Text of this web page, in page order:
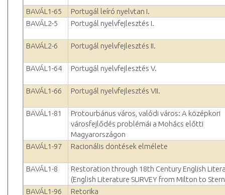
BAVÁL1-65
Portugál leíró nyelvtan I.
BAVÁL2-5
Portugál nyelvfejlesztés I.
BAVÁL2-6 Portugál nyelvfejlesztés II.
BAVÁL1-64 Portugál nyelvfejlesztés V.
BAVÁL1-66 Portugál nyelvfejlesztés VII.
BAVÁL1-81
Protourbánus város, valódi város: A középkori
városfejlődés problémái a Mohács előtti
Magyarországon
BAVÁL1-97
Racionális döntések elmélete
BAVÁL1-8
Restoration through 18th Century English
(English Literature SURVEY from Milton to
BAVÁL1-96
Retorika